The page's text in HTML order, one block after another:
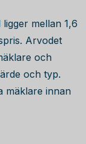
mellan 1,6
Arvodet
och
och typ.
mäklare innan